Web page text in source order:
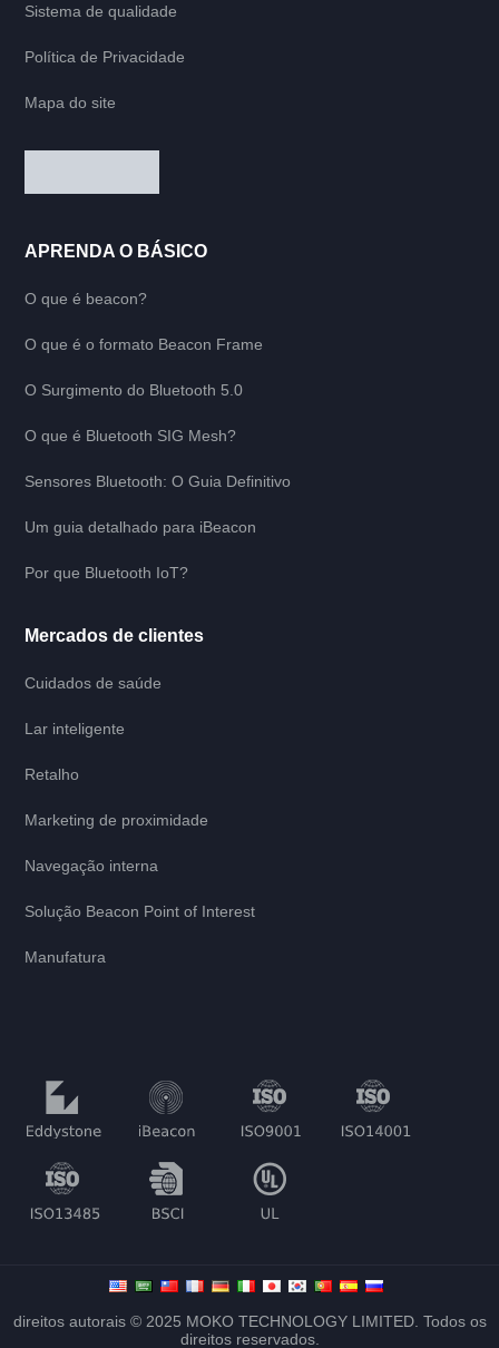
Sistema de qualidade
Política de Privacidade
Mapa do site
APRENDA O BÁSICO
O que é beacon?
O que é o formato Beacon Frame
O Surgimento do Bluetooth 5.0
O que é Bluetooth SIG Mesh?
Sensores Bluetooth: O Guia Definitivo
Um guia detalhado para iBeacon
Por que Bluetooth IoT?
Mercados de clientes
Cuidados de saúde
Lar inteligente
Retalho
Marketing de proximidade
Navegação interna
Solução Beacon Point of Interest
Manufatura
direitos autorais © 2025 MOKO TECHNOLOGY LIMITED. Todos os
direitos reservados.